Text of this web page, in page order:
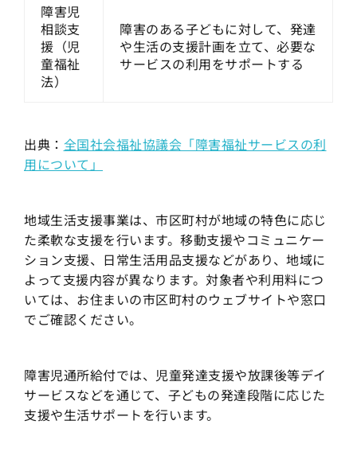
障害児
相談支
援（児
童福祉
法）
障害のある子どもに対して、発達
や生活の支援計画を立て、必要な
サービスの利用をサポートする
出典： 全国社会福祉協議会「障害福祉サービスの利
用について」
地域生活支援事業は、市区町村が地域の特色に応じ
た柔軟な支援を行います。移動支援やコミュニケー
ション支援、日常生活用品支援などがあり、地域に
よって支援内容が異なります。対象者や利用料につ
いては、お住まいの市区町村のウェブサイトや窓口
でご確認ください。
障害児通所給付では、児童発達支援や放課後等デイ
サービスなどを通じて、子どもの発達段階に応じた
支援や生活サポートを行います。